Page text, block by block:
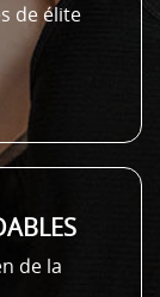
de élite
de la